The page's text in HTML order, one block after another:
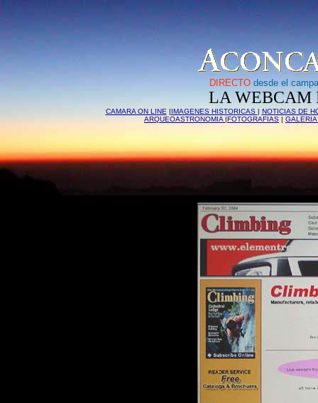
DIRECTOdesde el
LA WEBCAM
CAMARA ON LINE |IMAGENES HISTORICAS | NOTICIAS DE
ARQUEOASTRONOMIA |FOTOGRAFIAS | GALERIA